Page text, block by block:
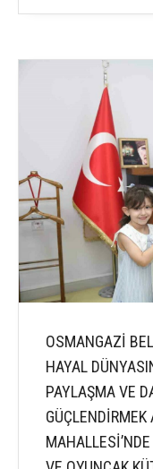
OSMANGAZİ
HAYAL
PAYLAŞMA VE